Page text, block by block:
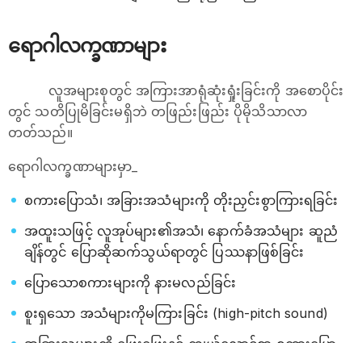
ရောဂါလက္ခဏာများ
လူအများစုတွင် အကြားအာရုံဆုံးရှုံးခြင်းကို အစောပိုင်း
တွင် သတိပြုမိခြင်းမရှိဘဲ တဖြည်းဖြည်း ပိုမိုသိသာလာ
တတ်သည်။
ရောဂါလက္ခဏာများမှာ_
စကားပြောသံ၊ အခြားအသံများကို တိုးညှင်းစွာကြားရခြင်း
အထူးသဖြင့် လူအုပ်များ၏အသံ၊ နောက်ခံအသံများ ဆူညံ
ချိန်တွင် ပြောဆိုဆက်သွယ်ရာတွင် ပြဿနာဖြစ်ခြင်း
ပြောသောစကားများကို နားမလည်ခြင်း
စူးရှသော အသံများကိုမကြားခြင်း (high-pitch sound)